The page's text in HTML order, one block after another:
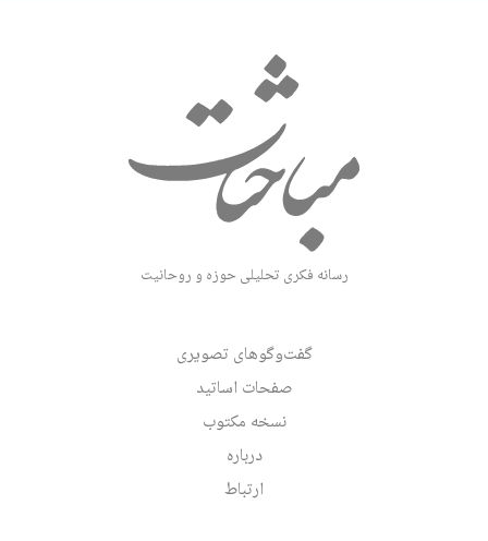
رسانه فکری تحلیلی حوزه و روحانیت
گفت‌وگوهای تصویری
صفحات اساتید
نسخه مکتوب
درباره
ارتباط